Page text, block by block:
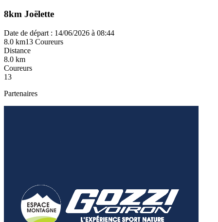
8km Joëlette
Date de départ : 14/06/2026 à 08:44
8.0 km13 Coureurs
Distance
8.0 km
Coureurs
13
Partenaires